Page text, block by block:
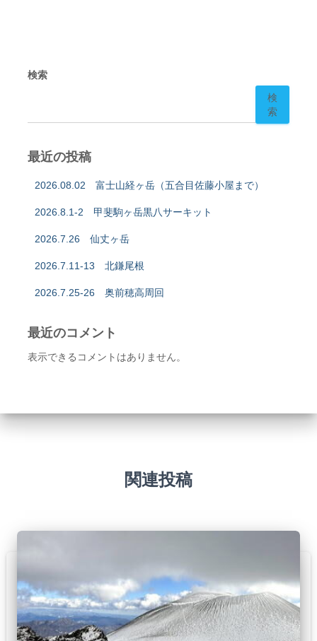
検索
検
索
最近の投稿
2026.08.02 富士山経ヶ岳（五合目佐藤小屋まで）
2026.8.1-2 甲斐駒ヶ岳黒八サーキット
2026.7.26 仙丈ヶ岳
2026.7.11-13 北鎌尾根
2026.7.25-26 奥前穂高周回
最近のコメント
表示できるコメントはありません。
関連投稿